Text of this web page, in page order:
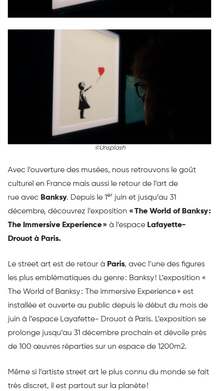
©Unsplash
Avec l’ouverture des musées, nous retrouvons le goût
culturel en France mais aussi le retour de l’art de
rue avec Banksy. Depuis le 1er juin et jusqu’au 31
décembre, découvrez l’exposition « The World of Banksy :
The Immersive Experience » à l’espace Lafayette-
Drouot à Paris.
Le street art est de retour à Paris, avec l’une des figures
les plus emblématiques du genre : Banksy ! L’exposition «
The World of Banksy : The immersive Experience » est
installée et ouverte au public depuis le début du mois de
juin à l’espace Layafette- Drouot à Paris. L’exposition se
prolonge jusqu’au 31 décembre prochain et dévoile près
de 100 œuvres réparties sur un espace de 1200m2.
Même si l’artiste street art le plus connu du monde se fait
très discret, il est partout sur la planète !